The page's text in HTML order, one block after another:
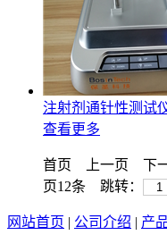
注射剂通针性测试
查看更多
首页 上一页 下
页12条 跳转：
网站首页 | 公司介绍 | 产